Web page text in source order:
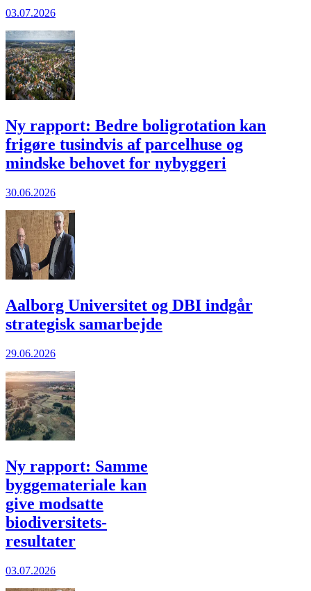
03.07.2026
Ny rapport: Bedre boligrotation kan
frigøre tusindvis af parcelhuse og
mindske behovet for nybyggeri
30.06.2026
Aalborg Universitet og DBI indgår
strategisk samarbejde
29.06.2026
Ny rapport: Samme
bygge­materiale kan
give modsatte
biodiversitets­
resultater
03.07.2026